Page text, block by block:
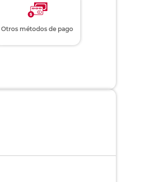
Otros métodos de pago